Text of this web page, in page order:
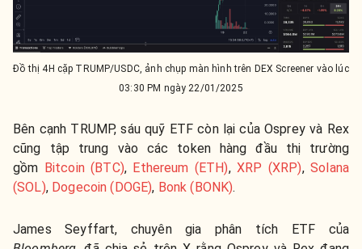
Đồ thị 4H cặp TRUMP/USDC, ảnh chụp màn hình trên DEX Screener vào lúc
03:30 PM ngày 22/01/2025
Bên cạnh TRUMP, sáu quỹ ETF còn lại của Osprey và Rex
cũng tập trung vào các token hàng đầu thị trường
gồm Bitcoin (BTC), Ethereum (ETH),XRP (XRP),Solana
(SOL), Dogecoin (DOGE), Bonk (BONK).
James Seyffart, chuyên gia phân tích ETF của